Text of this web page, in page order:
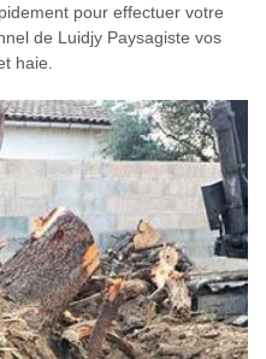
pour effectuer votre
de Luidjy Paysagiste vos
haie.